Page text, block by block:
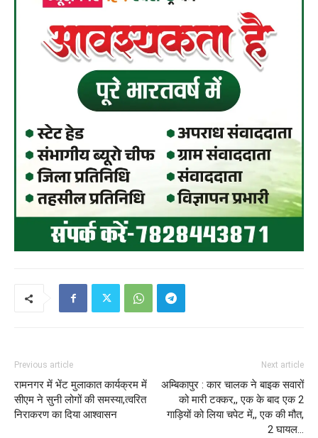
Previous article
रामनगर में भेंट मुलाकात कार्यक्रम में
सीएम ने सुनी लोगों की समस्या,त्वरित
निराकरण का दिया आश्वासन
Next article
अम्बिकापुर : कार चालक ने बाइक सवारों
को मारी टक्कर,, एक के बाद एक 2
गाड़ियों को लिया चपेट में,, एक की मौत,
2 घायल…